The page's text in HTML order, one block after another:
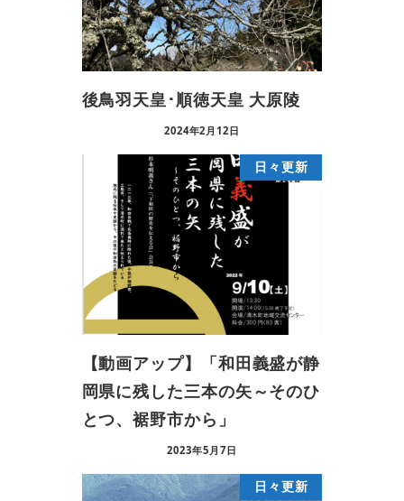
後鳥羽天皇･順徳天皇 大原陵
2024年2月12日
日々更新
【動画アップ】「和田義盛が静
岡県に残した三本の矢～そのひ
とつ、裾野市から」
2023年5月7日
日々更新